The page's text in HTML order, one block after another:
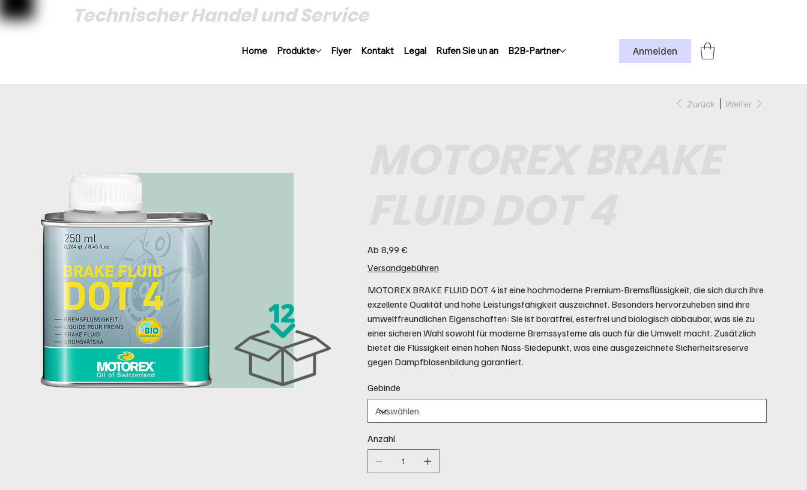
Technischer Handel und Service
Anmelden
Home Produkte Flyer Kontakt Legal Rufen Sie un an B2B-Partner
Zurück Weiter
Ab Preis
8,99 €
Versandgebühren
MOTOREX BRAKE FLUID DOT 4 ist eine hochmoderne Premium-Bremsﬂüssigkeit, die sich durch ihre
exzellente Qualität und hohe Leistungsfähigkeit auszeichnet. Besonders hervorzuheben sind ihre
umweltfreundlichen Eigenschaften: Sie ist boratfrei, esterfrei und biologisch abbaubar, was sie zu
einer sicheren Wahl sowohl für moderne Bremssysteme als auch für die Umwelt macht. Zusätzlich
bietet die Flüssigkeit einen hohen Nass-Siedepunkt, was eine ausgezeichnete Sicherheitsreserve
gegen Dampfblasenbildung garantiert.
Gebinde
Anzahl